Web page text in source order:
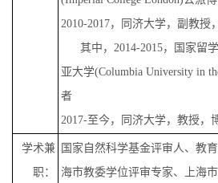
2010-2017，同济大学，副教授
其中，2014-2015，国家留
亚大学(Columbia University in
者
2017-至今，同济大学，教授，
学术兼
职：
国家自然科学基金评审人、 教
海市教委学位评审专家、上海